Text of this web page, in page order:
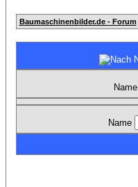
Baumaschinenbilder.de - Forum
Name
Name